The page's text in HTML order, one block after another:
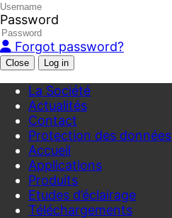
Password
Forgot password?
Close
La Société
Actualités
Contact
Protection des données
Accueil
Applications
Produits
Etudes d’éclairage
Téléchargements